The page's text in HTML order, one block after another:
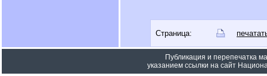
Страница:
Публикация и перепечатка
указанием ссылки на сайт